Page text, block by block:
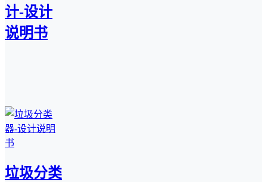
计-设计
说明书
垃圾分类